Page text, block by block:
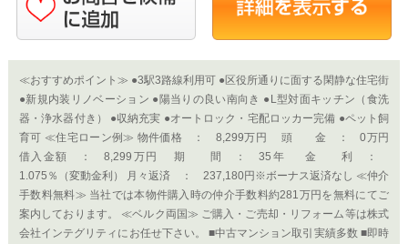
≪おすすめポイント≫ ●3駅3路線利用可 ●区役所通りに面する閑静な住宅街
●新規内装リノベーション ●陽当りの良い南向き ●L型対面キッチン（食洗
器・浄水器付き） ●収納充実 ●オートロック・宅配ロッカー完備 ●ペット飼
育可 ≪住宅ローン例≫ 物件価格 ： 8,299万円 頭 金 ： 0万円
借入金額 ： 8,299万円 期 間 ： 35年 金 利 ：
1.075％（変動金利） 月々返済 ： 237,180円※ボーナス返済なし ≪仲介
手数料無料≫ 当社では本物件購入時の仲介手数料約281万円を無料にてご
案内しております。 ≪ベルク両国≫ ご購入・ご売却・リフォーム等は株式
会社インテグリティにお任せ下さい。 ■中古マンション取引実績多数 ■即時